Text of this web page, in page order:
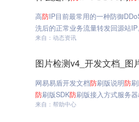
高防IP目前最常用的一种防御
洗后的正常业务流量转发回源站
来自：动态资讯
图片检测v4_开发文档_图
网易易盾开发文档防刷版说明防
防刷版SDK防刷版接入方式服务
来自：帮助中心